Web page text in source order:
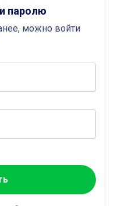
паролю
можно войти